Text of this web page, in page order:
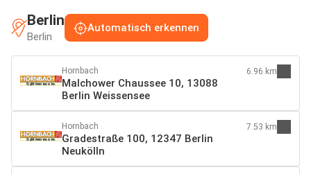
Berlin
Berlin
Automatisch erkennen
Hornbach
Malchower Chaussee 10, 13088
Berlin Weissensee
6.96 km
Hornbach
Gradestraße 100, 12347 Berlin
Neukölln
7.53 km